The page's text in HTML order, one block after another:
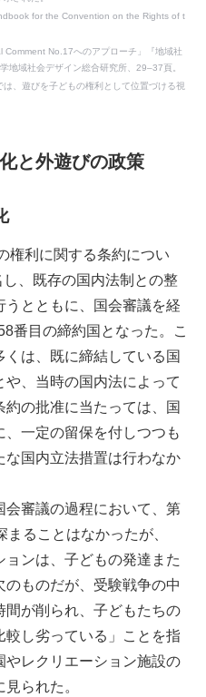
for the Convention on the Rights of t
Comment No.17へのアプローチ」『地域社
地域社会デザイン総合研究所、29–37頁。
、遊びを子どもの権利として位置づける視
と外遊びの政策
権利に関する条約につい
、既存の国内法制との整
とともに、国会審議を経
番目の締約国となった。こ
は、既に締結している国
、当時の国内法によって
の批准に当たっては、国
一定の留保を付しつつも
な国内立法措置は行わなか
会審議の過程において、第
ることはなかったが、
ョンは、子どもの発達また
ものだが、受験戦争の中
間が削られ、子どもたちの
し劣っている」ことを指
レクリエーション施設の
られた。